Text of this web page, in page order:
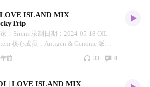
LOVE ISLAND MIX
：Sirens 录制日期：2024-05-18 OIL
核心成员，Antigen & Genome 派对
House，UK Bass 和 Club 等标签在
异域聲音蠱惑人心，部落的原始律動与
前 33 0
| LOVE ISLAND MIX